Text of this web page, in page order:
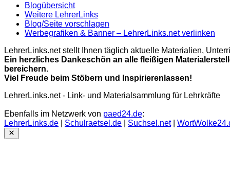
Blogübersicht
Weitere LehrerLinks
Blog/Seite vorschlagen
Werbegrafiken & Banner – LehrerLinks.net verlinken
LehrerLinks.net stellt Ihnen täglich aktuelle Materialien,
Ein herzliches Dankeschön an alle fleißigen
bereichern.
Viel Freude beim Stöbern und Inspirierenlassen!
LehrerLinks.net - Link- und Materialsammlung für Lehrkräfte
Ebenfalls im Netzwerk von paed24.de:
LehrerLinks.de
Schulraetsel.de Suchsel.net|
Close